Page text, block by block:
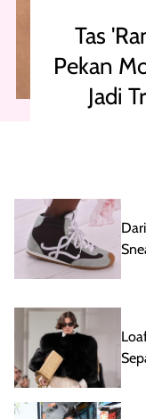
Tas
Pekan
Jadi